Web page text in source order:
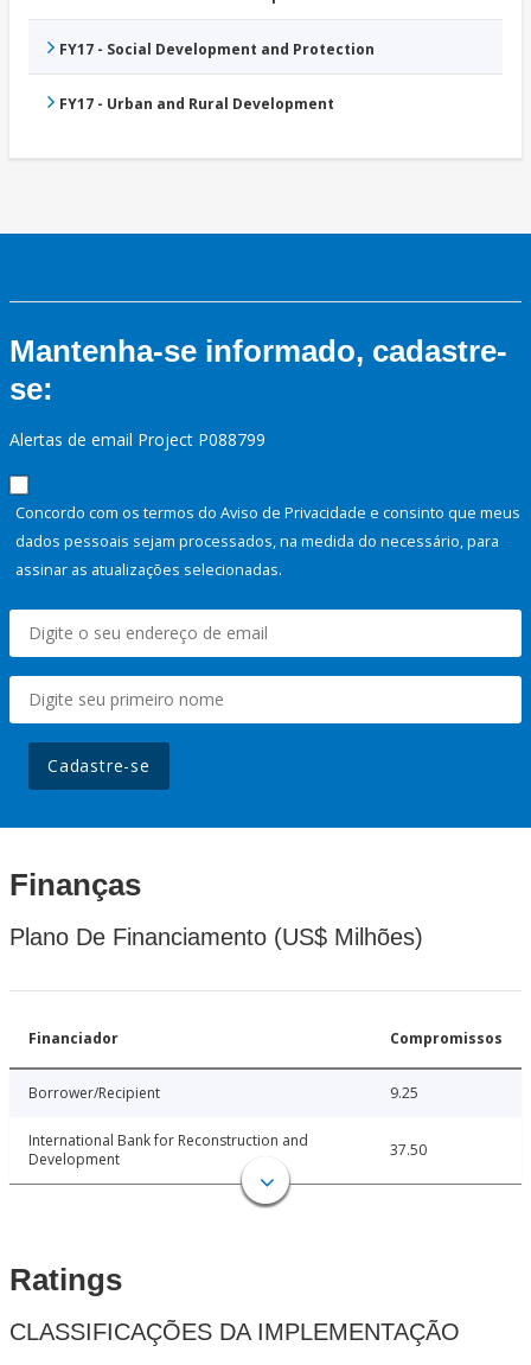
FY17 - Social Development and Protection
FY17 - Urban and Rural Development
Mantenha-se informado, cadastre-
se:
Alertas de email Project P088799
Concordo com os termos do Aviso de Privacidade e consinto que meus
dados pessoais sejam processados, na medida do necessário, para
assinar as atualizações selecionadas.
Cadastre-se
Finanças
Plano De Financiamento (US$ Milhões)
Financiador Compromissos
Borrower/Recipient 9.25
International Bank for Reconstruction and
Development
37.50
Ratings
CLASSIFICAÇÕES DA IMPLEMENTAÇÃO